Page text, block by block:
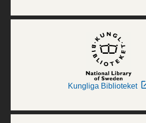
Kungliga Biblioteket